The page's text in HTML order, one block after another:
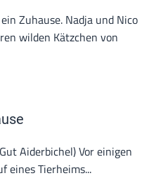
Zuhause. Nadja und Nico
wilden Kätzchen von
Aiderbichel) Vor einigen
eines Tierheims...